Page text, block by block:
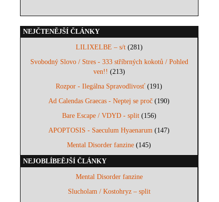
NEJČTENĚJŠÍ ČLÁNKY
LILIXELBE – s/t(281)
Svobodný Slovo / Stres - 333 stříbrných kokotů / Pohled
ven!! (213)
Rozpor - Ilegálna Spravodlivosť (191)
Ad Calendas Graecas - Neptej se proč (190)
Bare Escape / VDYD - split(156)
APOPTOSIS - Saeculum Hyaenarum (147)
Mental Disorder fanzine (145)
NEJOBLÍBEĚJŠÍ ČLÁNKY
Mental Disorder fanzine
Slucholam / Kostohryz – split